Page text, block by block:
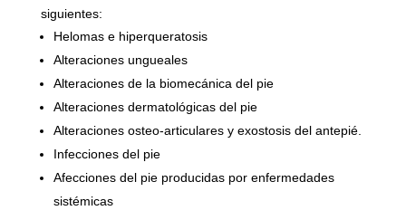
siguientes:
Helomas e hiperqueratosis
Alteraciones ungueales
Alteraciones de la biomecánica del pie
Alteraciones dermatológicas del pie
Alteraciones osteo-articulares y exostosis del antepié.
Infecciones del pie
Afecciones del pie producidas por enfermedades
sistémicas